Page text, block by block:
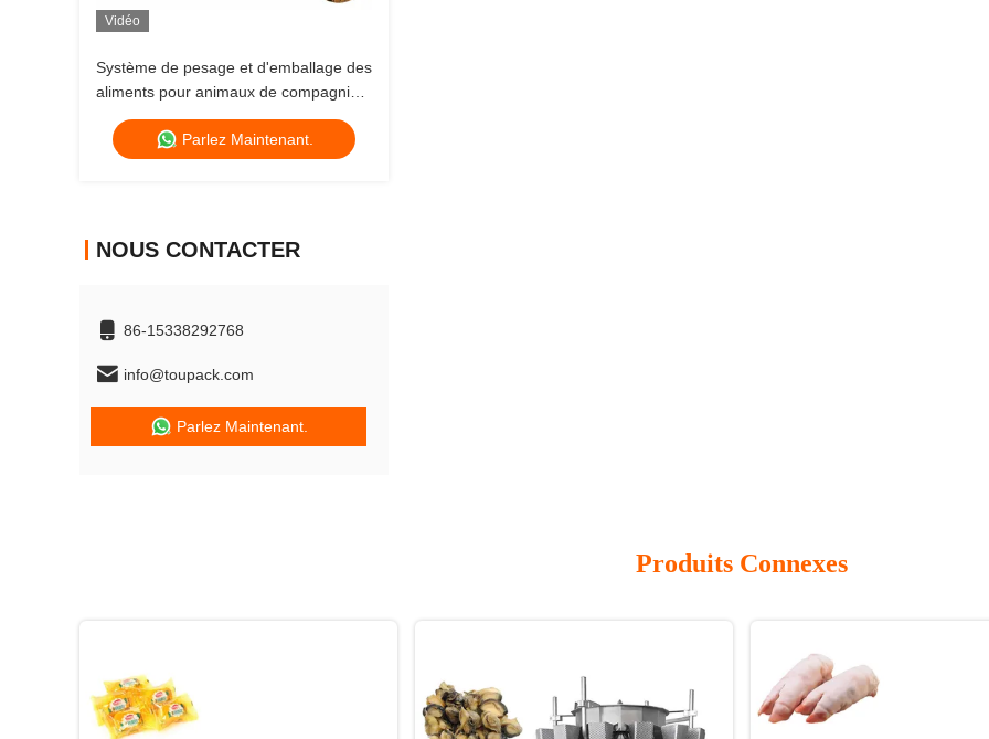
Vidéo
Système de pesage et d'emballage des
aliments pour animaux de compagnie
avec poids variable
Parlez Maintenant.
NOUS CONTACTER
86-15338292768
info@toupack.com
Parlez Maintenant.
Produits Connexes